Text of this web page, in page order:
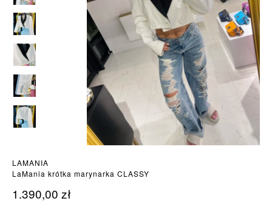
LAMANIA
LaMania krótka marynarka CLASSY
1.390,00 zł